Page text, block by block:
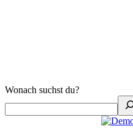
Wonach suchst du?